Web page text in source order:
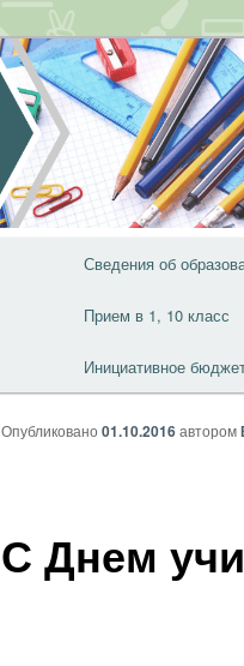
Сведения об
Прием в 1, 10 класс
Инициативное
С Днем
Опубликовано 01.10.2016автором